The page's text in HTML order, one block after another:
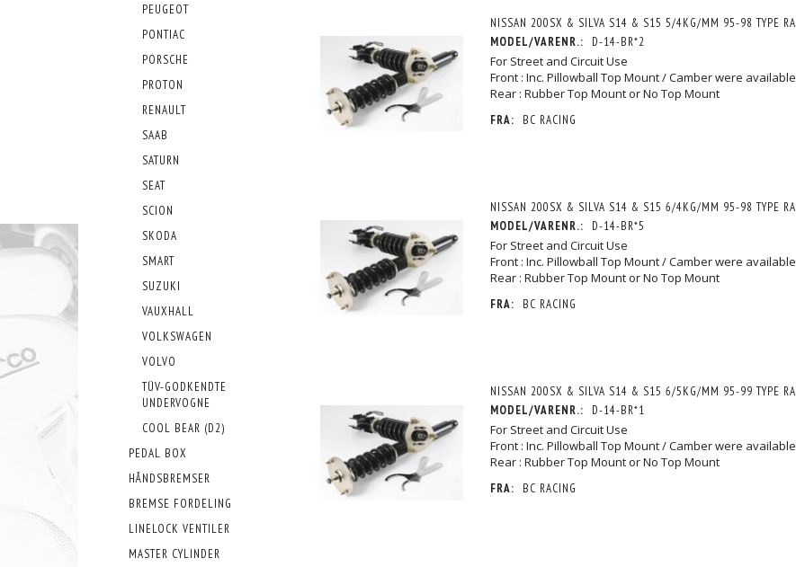
PEUGEOT
PONTIAC
PORSCHE
PROTON
RENAULT
SAAB
SATURN
SEAT
SCION
SKODA
SMART
SUZUKI
VAUXHALL
VOLKSWAGEN
VOLVO
TÜV-GODKENDTE
UNDERVOGNE
COOL BEAR (D2)
PEDAL BOX
HÅNDSBREMSER
BREMSE FORDELING
LINELOCK VENTILER
MASTER CYLINDER
NISSAN 200SX & SILVA S14 & S15 5/4KG/MM 95-98 TYPE RA
MODEL/VARENR.:
D-14-BR*2
For Street and Circuit Use
Front : Inc. Pillowball Top Mount / Camber were available
Rear : Rubber Top Mount or No Top Mount
FRA: BC RACING
NISSAN 200SX & SILVA S14 & S15 6/4KG/MM 95-98 TYPE RA
MODEL/VARENR.:
D-14-BR*5
For Street and Circuit Use
Front : Inc. Pillowball Top Mount / Camber were available
Rear : Rubber Top Mount or No Top Mount
FRA: BC RACING
NISSAN 200SX & SILVA S14 & S15 6/5KG/MM 95-99 TYPE RA
MODEL/VARENR.:
D-14-BR*1
For Street and Circuit Use
Front : Inc. Pillowball Top Mount / Camber were available
Rear : Rubber Top Mount or No Top Mount
FRA: BC RACING